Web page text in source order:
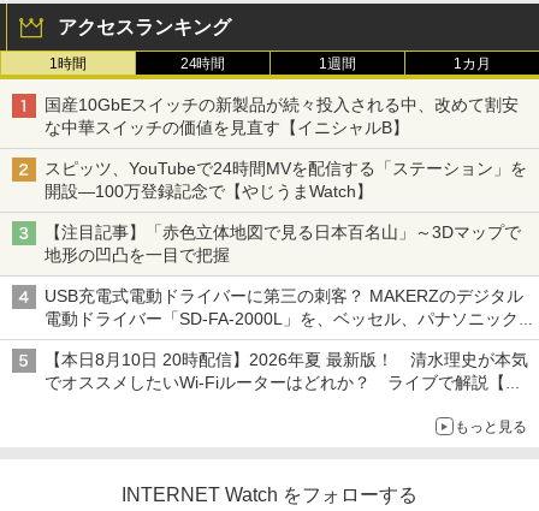
アクセスランキング
1時間 24時間 1週間 1カ月
国産10GbEスイッチの新製品が続々投入される中、改めて割安
な中華スイッチの価値を見直す【イニシャルB】
スピッツ、YouTubeで24時間MVを配信する「ステーション」を
開設―100万登録記念で【やじうまWatch】
【注目記事】「赤色立体地図で見る日本百名山」～3Dマップで
地形の凹凸を一目で把握
USB充電式電動ドライバーに第三の刺客？ MAKERZのデジタル
電動ドライバー「SD-FA-2000L」を、ベッセル、パナソニック
と比較してみた記事に注目が集まる【アクセスランキング】
【本日8月10日 20時配信】2026年夏 最新版！ 清水理史が本気
でオススメしたいWi-Fiルーターはどれか？ ライブで解説【清
もっと見る
INTERNET Watch をフォローする